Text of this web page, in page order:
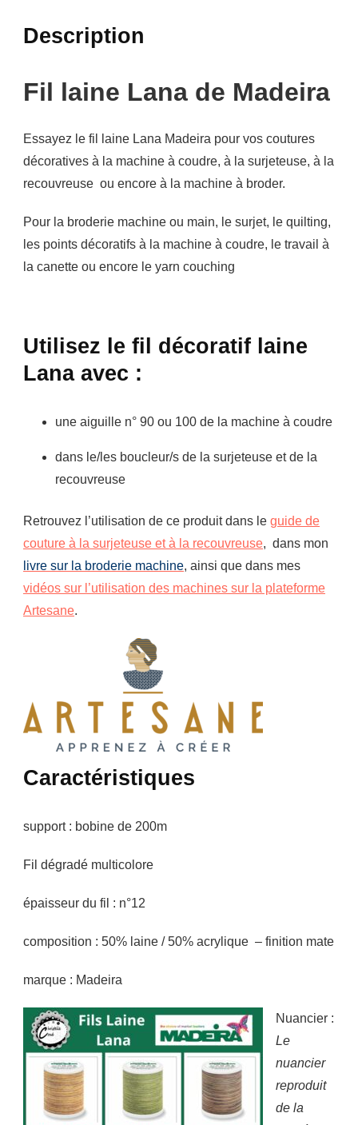
Description
Fil laine Lana de Madeira
Essayez le fil laine Lana Madeira pour vos coutures
décoratives à la machine à coudre, à la surjeteuse, à la
recouvreuse ou encore à la machine à broder.
Pour la broderie machine ou main, le surjet, le quilting,
les points décoratifs à la machine à coudre, le travail à
la canette ou encore le yarn couching
Utilisez le fil décoratif laine
Lana avec :
une aiguille n° 90 ou 100 de la machine à coudre
dans le/les boucleur/s de la surjeteuse et de la
recouvreuse
Retrouvez l’utilisation de ce produit dans le guide de
couture à la surjeteuse et à la recouvreuse, dans mon
livre sur la broderie machine, ainsi que dans mes
vidéos sur l’utilisation des machines sur la plateforme
Artesane.
Caractéristiques
support : bobine de 200m
Fil dégradé multicolore
épaisseur du fil : n°12
composition : 50% laine / 50% acrylique – finition mate
marque : Madeira
Nuancier :
Le
nuancier
reproduit
de la